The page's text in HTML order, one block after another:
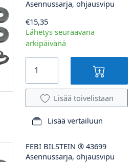
Asennussarja, ohjausvipu
€15,35
Lähetys seuraavana
arkipäivänä
Lisää toivelistaan
Lisää vertailuun
FEBI BILSTEIN ® 43699
Asennussarja, ohjausvipu